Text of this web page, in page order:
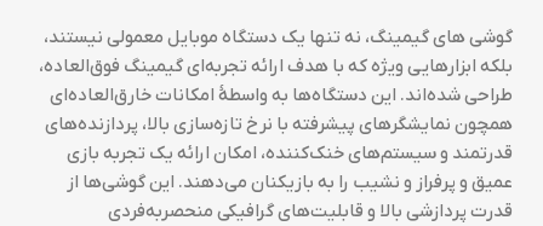
گوشی های گیمینگ، نه تنها یک دستگاه موبایل معمولی نیستند،
بلکه ابزارهایی ویژه که با هدف ارائه تجربه‌ای گیمینگ فوق‌العاده،
طراحی شده‌اند. این دستگاه‌ها به واسطهٔ امکانات خارق‌العاده‌ای
همچون نمایشگرهای پیشرفته با نرخ تازه‌سازی بالا، پردازنده‌های
قدرتمند و سیستم‌های خنک‌کننده، امکان ارائه یک تجربه بازی
عمیق و پرفراز و نشیب را به بازیکنان می‌دهند. این گوشی‌ها از
قدرت پردازشی بالا و قابلیت‌های گرافیکی منحصربه‌فردی